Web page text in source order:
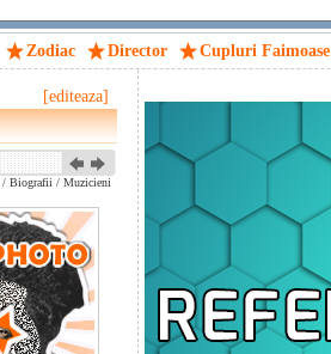
Zodiac Director Cupluri Faimoase
[editeaza]
/ Biografii / Muzicieni